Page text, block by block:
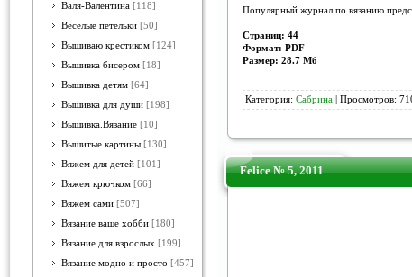
Валя-Валентина [118]
Веселые петельки [50]
Вышиваю крестиком [124]
Вышивка бисером [18]
Вышивка детям [64]
Вышивка для души [198]
Вышивка.Вязание [10]
Вышитые картины [130]
Вяжем для детей [101]
Вяжем крючком [66]
Вяжем сами [507]
Вязание ваше хобби [180]
Вязание для взрослых [199]
Вязание модно и просто [457]
Популярный журнал по вязанию
Страниц: 44
Формат: PDF
Размер: 28.7 Мб
Категория: Сабрина | Просмотров:
Felice № 5, 2011